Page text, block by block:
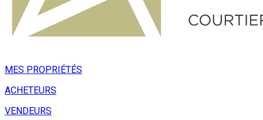
MES PROPRIÉTÉS
ACHETEURS
VENDEURS